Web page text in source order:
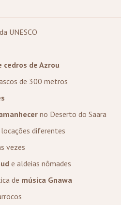
UNESCO
cedros de Azrou
de 300 metros
no Deserto do Saara
diferentes
vezes
e aldeias nômades
de música Gnawa